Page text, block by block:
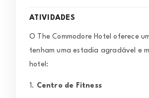
ATIVIDADES
O The Commodore Hotel oferece
tenham uma estadia agradável e
hotel:
1. Centro de Fitness